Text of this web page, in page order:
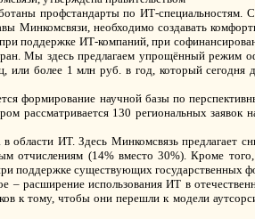
профстандарты по ИТ-специальностям.
Минкомсвязи, необходимо создавать
поддержке ИТ-компаний, при
Мы здесь предлагаем упрощённый режим
или более 1 млн руб. в год, который сегодня
формирование научной базы по
рассматривается 130 региональных
области ИТ. Здесь Минкомсвязь предлагает
отчислениям (14% вместо 30%). Кроме
поддержке существующих государственных
– расширение использования ИТ в
к тому, чтобы они перешли к модели